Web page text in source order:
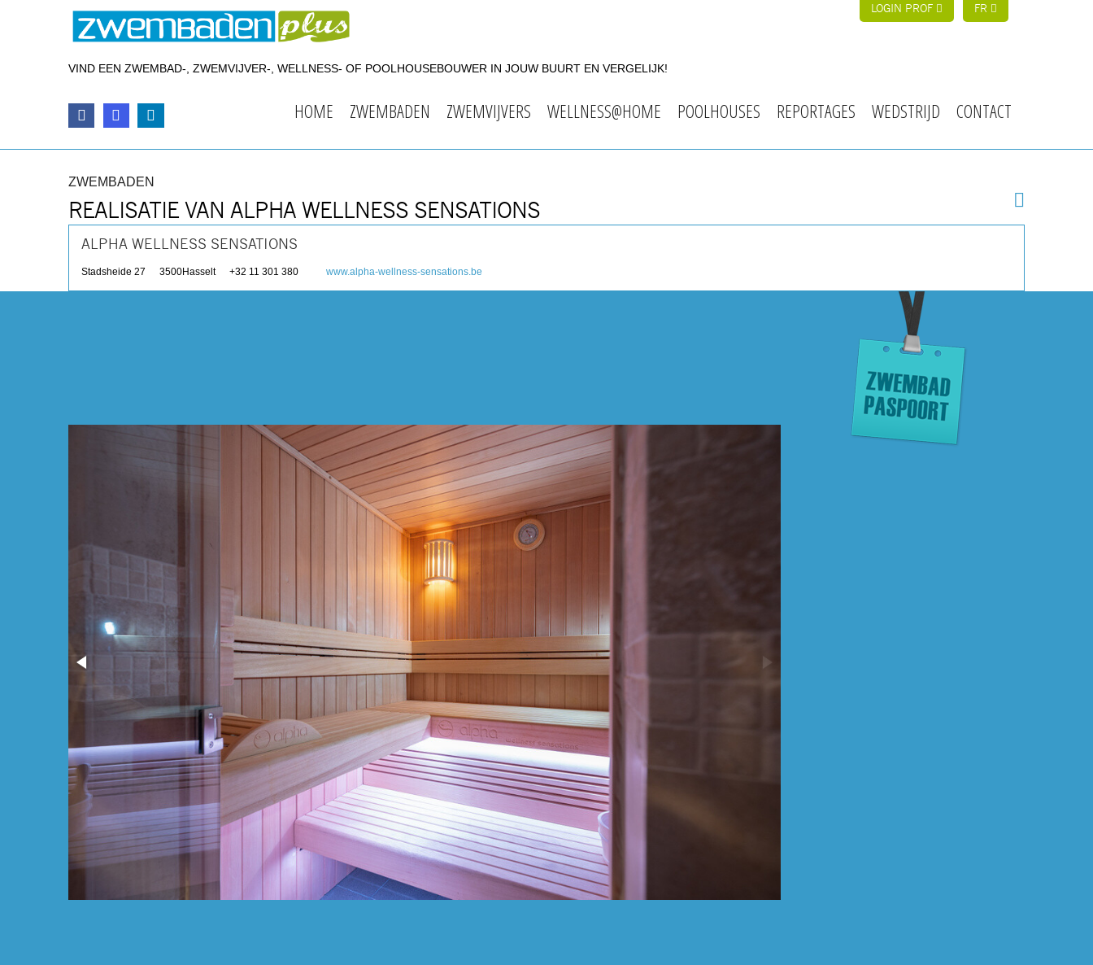
LOGIN PROF FR
VIND EEN ZWEMBAD-, ZWEMVIJVER-, WELLNESS- OF POOLHOUSEBOUWER IN JOUW BUURT EN VERGELIJK!
HOME ZWEMBADEN ZWEMVIJVERS WELLNESS@HOME POOLHOUSES REPORTAGES WEDSTRIJD CONTACT
ZWEMBADEN
REALISATIE VAN ALPHA WELLNESS SENSATIONS
ALPHA WELLNESS SENSATIONS
Stadsheide 27 3500Hasselt +32 11 301 380 www.alpha-wellness-sensations.be